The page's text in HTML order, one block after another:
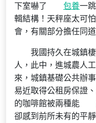
下室嚇了
包養一
輯結構！天秤座太可
會，有關部分擔任同
我國持久在城鎮
人，此中，進城農人
來，城鎮基礎公共辦
易近取得公租房保證
的咖啡館被兩種能
卻感到前所未有的平靜